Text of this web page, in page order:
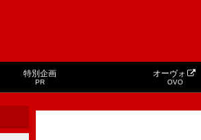
特別企画
PR
オーヴォ
OVO